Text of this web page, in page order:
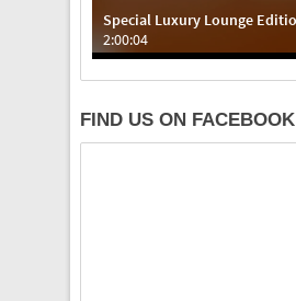
FIND US ON FACEBOOK